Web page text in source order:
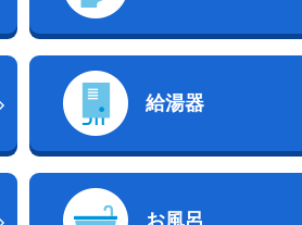
給湯器
お風呂